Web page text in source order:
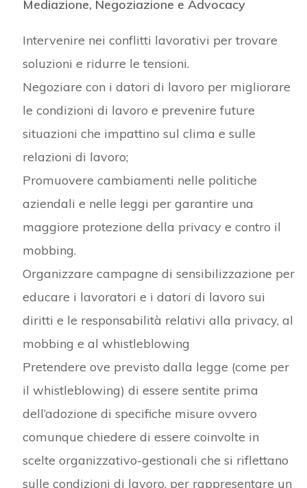
Mediazione, Negoziazione e Advocacy
Intervenire nei conflitti lavorativi per trovare
soluzioni e ridurre le tensioni.
Negoziare con i datori di lavoro per migliorare
le condizioni di lavoro e prevenire future
situazioni che impattino sul clima e sulle
relazioni di lavoro;
Promuovere cambiamenti nelle politiche
aziendali e nelle leggi per garantire una
maggiore protezione della privacy e contro il
mobbing.
Organizzare campagne di sensibilizzazione per
educare i lavoratori e i datori di lavoro sui
diritti e le responsabilità relativi alla privacy, al
mobbing e al whistleblowing
Pretendere ove previsto dalla legge (come per
il whistleblowing) di essere sentite prima
dell’adozione di specifiche misure ovvero
comunque chiedere di essere coinvolte in
scelte organizzativo-gestionali che si riflettano
sulle condizioni di lavoro, per rappresentare un